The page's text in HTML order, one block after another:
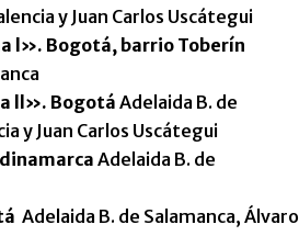
y Juan Carlos Uscátegui
l». Bogotá, barrio Toberín
ll». Bogotá Adelaida B. de
y Juan Carlos Uscátegui
Adelaida B. de
Adelaida B. de Salamanca, Álvaro